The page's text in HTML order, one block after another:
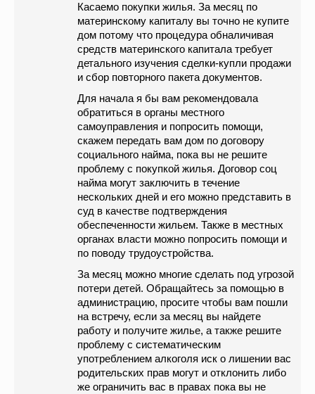
Касаемо покупки жилья. За месяц по
материнскому капиталу вы точно не купите
дом потому что процедура обналичивая
средств материнского капитала требует
детального изучения сделки-купли продажи
и сбор повторного пакета документов.
Для начала я бы вам рекомендовала
обратиться в органы местного
самоуправления и попросить помощи,
скажем передать вам дом по договору
социального найма, пока вы не решите
проблему с покупкой жилья. Договор соц
найма могут заключить в течение
нескольких дней и его можно представить в
суд в качестве подтверждения
обеспеченности жильем. Также в местных
органах власти можно попросить помощи и
по поводу трудоустройства.
За месяц можно многие сделать под угрозой
потери детей. Обращайтесь за помощью в
администрацию, просите чтобы вам пошли
на встречу, если за месяц вы найдете
работу и получите жилье, а также решите
проблему с систематическим
употреблением алкоголя иск о лишении вас
родительских прав могут и отклонить либо
же ограничить вас в правах пока вы не